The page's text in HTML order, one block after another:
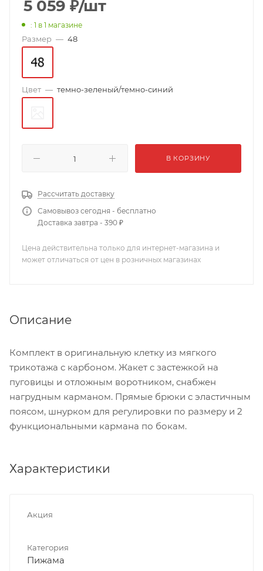
5 059 ₽/шт
: 1 в 1 магазине
Размер — 48
Цвет — темно-зеленый/темно-синий
В КОРЗИНУ
Рассчитать доставку
Самовывоз сегодня - бесплатно
Доставка завтра - 390 ₽
Цена действительна только для интернет-магазина и
может отличаться от цен в розничных магазинах
Описание
Комплект в оригинальную клетку из мягкого
трикотажа с карбоном. Жакет с застежкой на
пуговицы и отложным воротником, снабжен
нагрудным карманом. Прямые брюки с эластичным
поясом, шнурком для регулировки по размеру и 2
функциональными кармана по бокам.
Характеристики
Акция
Категория
Пижама